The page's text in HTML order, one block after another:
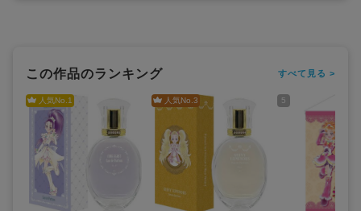
この作品のランキング すべて見る >
人気No.1 人気No.3 5